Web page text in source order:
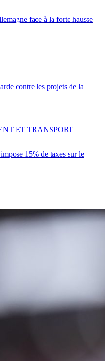
face à la forte hausse
contre les projets de la
15% de taxes sur le
ET TRANSPORT